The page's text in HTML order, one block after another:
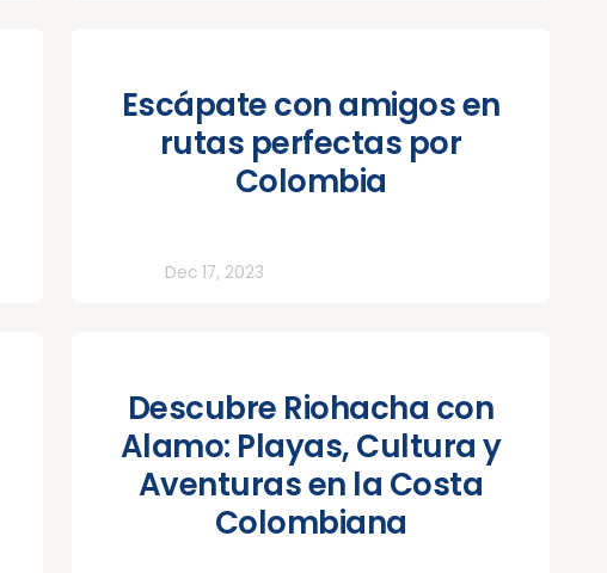
Escápate con amigos en
rutas perfectas por
Colombia
Dec 17, 2023
Descubre Riohacha con
Alamo: Playas, Cultura y
Aventuras en la Costa
Colombiana